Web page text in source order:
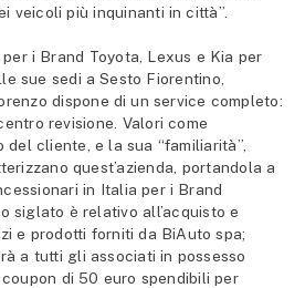
veicoli più inquinanti in città”.
i Brand Toyota, Lexus e Kia per
sue sedi a Sesto Fiorentino,
dispone di un service completo:
revisione. Valori come
cliente, e la sua “familiarità”,
quest’azienda, portandola a
in Italia per i Brand
siglato è relativo all’acquisto e
e prodotti forniti da BiAuto spa;
a tutti gli associati in possesso
di 50 euro spendibili per